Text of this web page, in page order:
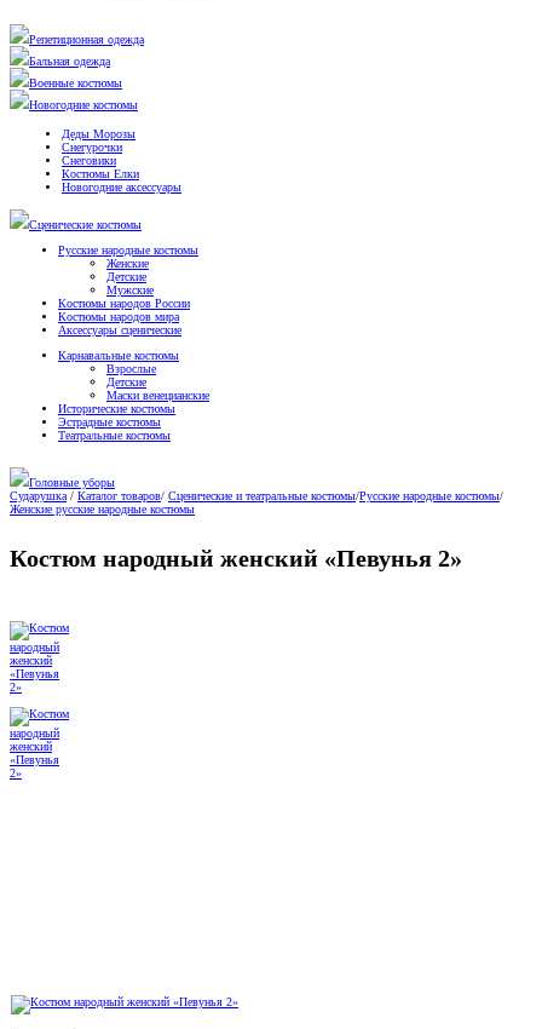
Репетиционная одежда
Бальная одежда
Военные костюмы
Новогодние костюмы
Деды Морозы
Снегурочки
Снеговики
Костюмы Елки
Новогодние аксессуары
Сценические костюмы
Русские народные костюмы
Женские
Детские
Мужские
Костюмы народов России
Костюмы народов мира
Аксессуары сценические
Карнавальные костюмы
Взрослые
Детские
Маски венецианские
Исторические костюмы
Эстрадные костюмы
Театральные костюмы
Головные уборы
Сударушка / Каталог товаров/ Сценические и театральные костюмы/Русские народные костюмы/
Женские русские народные костюмы
Костюм народный женский «Певунья 2»